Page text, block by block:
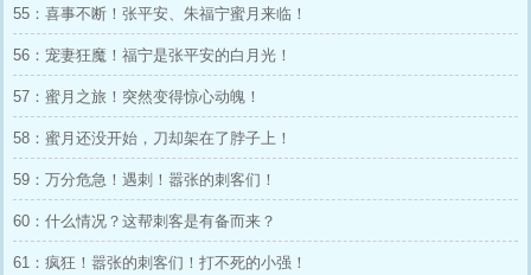
55：喜事不断！张平安、朱福宁蜜月来临！
56：宠妻狂魔！福宁是张平安的白月光！
57：蜜月之旅！突然变得惊心动魄！
58：蜜月还没开始，刀却架在了脖子上！
59：万分危急！遇刺！嚣张的刺客们！
60：什么情况？这帮刺客是有备而来？
61：疯狂！嚣张的刺客们！打不死的小强！